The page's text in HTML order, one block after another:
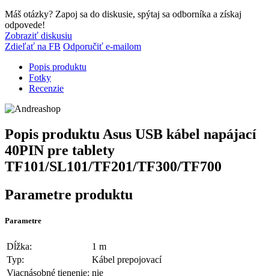
Máš otázky? Zapoj sa do diskusie, spýtaj sa odborníka a získaj
odpovede!
Zobraziť diskusiu
Zdieľať na FB Odporučiť e-mailom
Popis produktu
Fotky
Recenzie
Popis produktuAsus USB kábel napájací
40PIN pre tablety
TF101/SL101/TF201/TF300/TF700
Parametre produktu
Parametre
Dĺžka:
1 m
Typ:
Kábel prepojovací
Viacnásobné tienenie: nie